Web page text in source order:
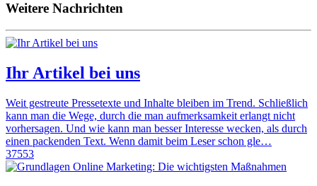
Weitere Nachrichten
Ihr Artikel bei uns
Weit gestreute Pressetexte und Inhalte bleiben im Trend. Schließlich
kann man die Wege, durch die man aufmerksamkeit erlangt nicht
vorhersagen. Und wie kann man besser Interesse wecken, als durch
einen packenden Text. Wenn damit beim Leser schon gle…
37553